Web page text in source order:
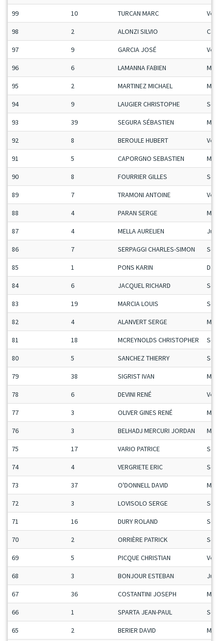
99 10 TURCAN MARC Vet
98 2 ALONZI SILVIO Ca-
97 9 GARCIA JOSÉ Vet
96 6 LAMANNA FABIEN
95 2 MARTINEZ MICHAEL
94 9 LAUGIER CHRISTOPHE
93 39 SEGURA SÉBASTIEN
92 8 BEROULE HUBERT Vet
91 5 CAPORGNO SEBASTIEN
90 8 FOURRIER GILLES
89 7 TRAMONI ANTOINE Vet
88 4 PARAN SERGE Mas
87 4 MELLA AURELIEN Ju-
86 7 SERPAGGI CHARLES-SIMON
85 1 PONS KARIN
84 6 JACQUEL RICHARD
83 19 MARCIA LOUIS
82 4 ALANVERT SERGE
81 18 MCREYNOLDS CHRISTOPHER
80 5 SANCHEZ THIERRY
79 38 SIGRIST IVAN
78 6 DEVINI RENÉ Vet
77 3 OLIVER GINES RENÉ Mas
76 3 BELHADJ MERCURI JORDAN
75 17 VARIO PATRICE
74 4 VERGRIETE ERIC
73 37 O'DONNELL DAVID
72 3 LOVISOLO SERGE
71 16 DURY ROLAND
70 2 ORRIÈRE PATRICK
69 5 PICQUE CHRISTIAN Vet
68 3 BONJOUR ESTEBAN Ju-
67 36 COSTANTINI JOSEPH
66 1 SPARTA JEAN-PAUL
65 2 BERIER DAVID